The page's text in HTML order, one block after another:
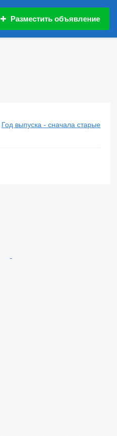
Разместить объявление
Год выпуска - сначала старые